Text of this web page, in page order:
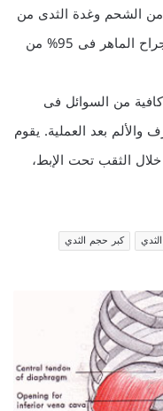
الشحم وغدة الثدى من
خلال ثقب صغير تحت الإبط هو حليف الجراح الماهر فى 95% من
من السوائل فى
بعد العملية. يقوم
الثقب تحت الإبط،
كبر حجم الثدي